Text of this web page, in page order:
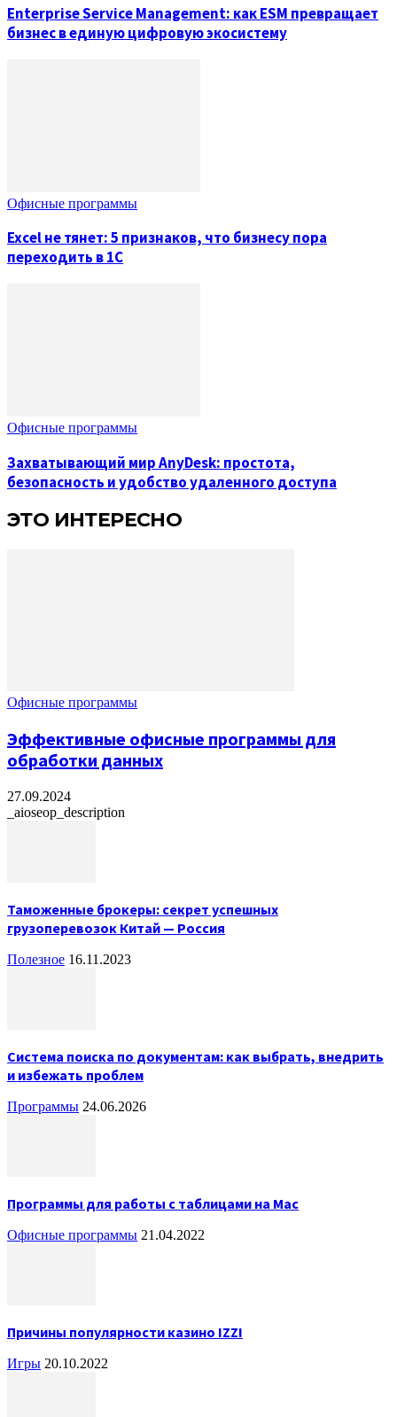
Enterprise Service Management: как ESM превращает
бизнес в единую цифровую экосистему
Офисные программы
Excel не тянет: 5 признаков, что бизнесу пора
переходить в 1С
Офисные программы
Захватывающий мир AnyDesk: простота,
безопасность и удобство удаленного доступа
ЭТО ИНТЕРЕСНО
Офисные программы
Эффективные офисные программы для
обработки данных
27.09.2024
_aioseop_description
Таможенные брокеры: секрет успешных
грузоперевозок Китай — Россия
Полезное 16.11.2023
Система поиска по документам: как выбрать, внедрить
и избежать проблем
Программы 24.06.2026
Программы для работы с таблицами на Mac
Офисные программы 21.04.2022
Причины популярности казино IZZI
Игры 20.10.2022